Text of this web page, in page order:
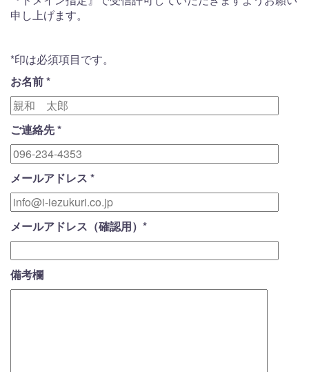
申し上げます。
*印は必須項目です。
お名前*
ご連絡先*
メールアドレス *
メールアドレス （確認用） *
備考欄